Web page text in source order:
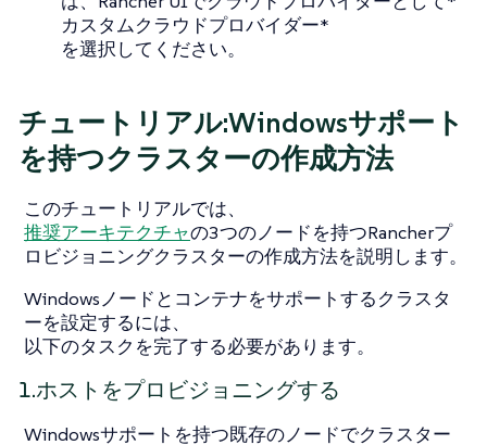
カスタムクラウドプロバイダー*
を選択してください。
チュートリアル:Windowsサポート
を持つクラスターの作成方法
このチュートリアルでは、
推奨アーキテクチャの3つのノードを持つRancherプ
ロビジョニングクラスターの作成方法を説明します。
Windowsノードとコンテナをサポートするクラスタ
ーを設定するには、
以下のタスクを完了する必要があります。
1.ホストをプロビジョニングする
Windowsサポートを持つ既存のノードでクラスター